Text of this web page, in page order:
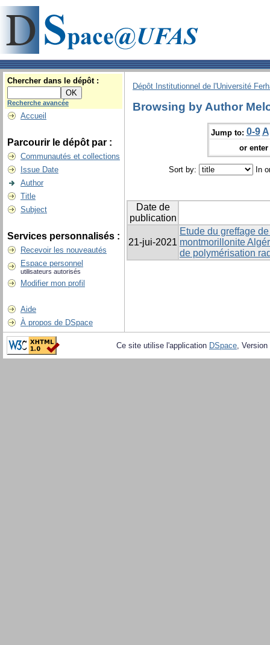
Chercher dans le dépôt :
Recherche avancée
Accueil
Parcourir le dépôt par :
Communautés et collections
Issue Date
Author
Title
Subject
Services personnalisés :
Recevoir les nouveautés
Espace personnel
utilisateurs autorisés
Modifier mon profil
Aide
À propos de DSpace
Dépôt Institutionnel de l'Université
Browsing by Author
Jump to: 0-9 A
or
Sort by: In
Date de
publication
21-jui-2021
Etude du greffage
montmorillonite
de polymérisation
Ce site utilise l'application DSpace,